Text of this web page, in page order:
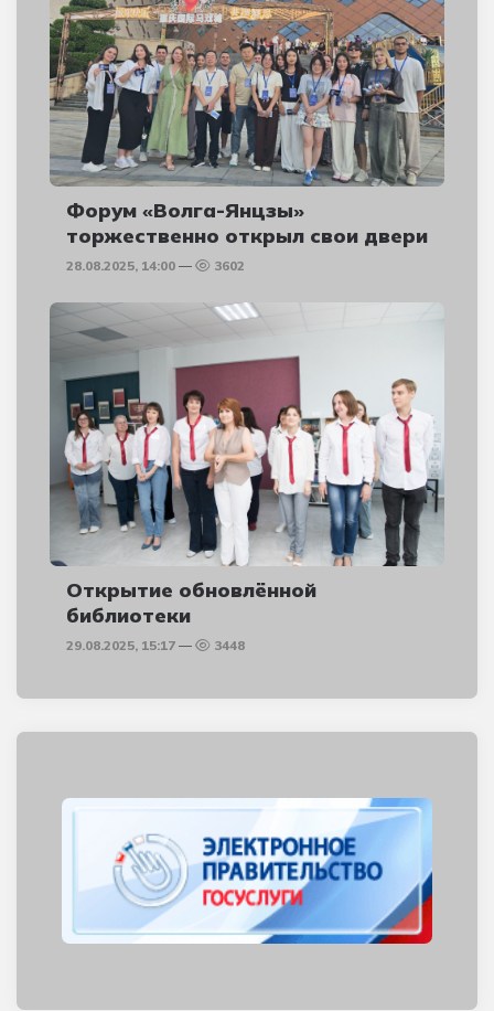
Форум «Волга-Янцзы»
торжественно открыл свои двери
28.08.2025, 14:00 3602
Открытие обновлённой
библиотеки
29.08.2025, 15:17 3448